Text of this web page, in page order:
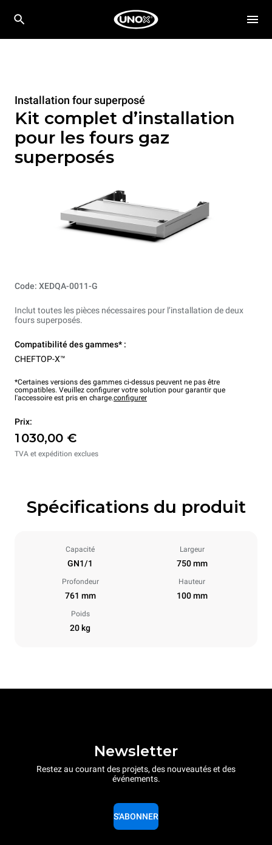
Installation four superposé
Kit complet d’installation
pour les fours gaz
superposés
Code: XEDQA-0011-G
Inclut toutes les pièces nécessaires pour l’installation de deux
fours superposés.
Compatibilité des gammes* :
CHEFTOP-X™
*Certaines versions des gammes ci-dessus peuvent ne pas être
compatibles. Veuillez configurer votre solution pour garantir que
l'accessoire est pris en charge.configurer
Prix:
1 030,00 €
TVA et expédition exclues
Spécifications du produit
Capacité
GN1/1
Largeur
750 mm
Profondeur
761 mm
Hauteur
100 mm
Poids
20 kg
Newsletter
Restez au courant des projets, des nouveautés et des
événements.
S'ABONNER